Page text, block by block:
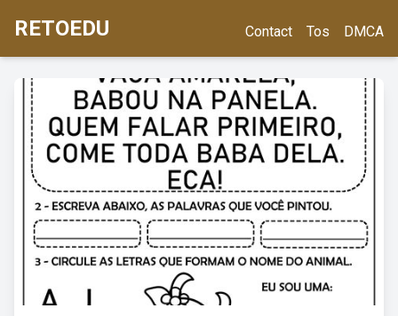
RETOEDU Contact Tos DMCA